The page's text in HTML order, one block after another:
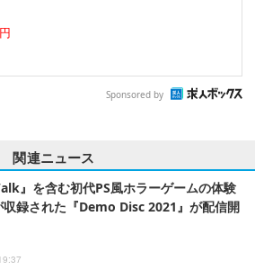
Sponsored by
関連ニュース
』を含む初代PS風ホラーゲームの体験
収録された『Demo Disc 2021』が配信開